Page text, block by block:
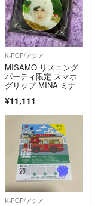
K-POP/アジア
MISAMO リスニング
パーティ限定 スマホ
グリップ MINA ミナ
¥11,111
K-POP/アジア